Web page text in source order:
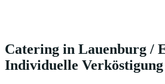
Catering in Lauenburg /
Individuelle